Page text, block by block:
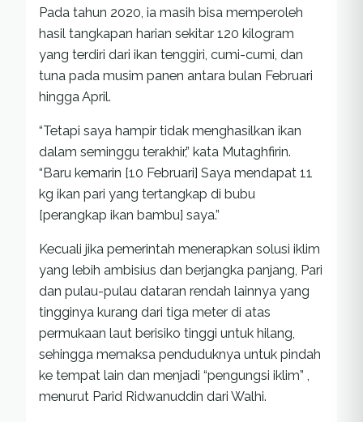
Pada tahun 2020, ia masih bisa memperoleh
hasil tangkapan harian sekitar 120 kilogram
yang terdiri dari ikan tenggiri, cumi-cumi, dan
tuna pada musim panen antara bulan Februari
hingga April.
“Tetapi saya hampir tidak menghasilkan ikan
dalam seminggu terakhir,” kata Mutaghfirin.
“Baru kemarin [10 Februari] Saya mendapat 11
kg ikan pari yang tertangkap di bubu
[perangkap ikan bambu] saya.”
Kecuali jika pemerintah menerapkan solusi iklim
yang lebih ambisius dan berjangka panjang, Pari
dan pulau-pulau dataran rendah lainnya yang
tingginya kurang dari tiga meter di atas
permukaan laut berisiko tinggi untuk hilang,
sehingga memaksa penduduknya untuk pindah
ke tempat lain dan menjadi “pengungsi iklim” ,
menurut Parid Ridwanuddin dari Walhi.